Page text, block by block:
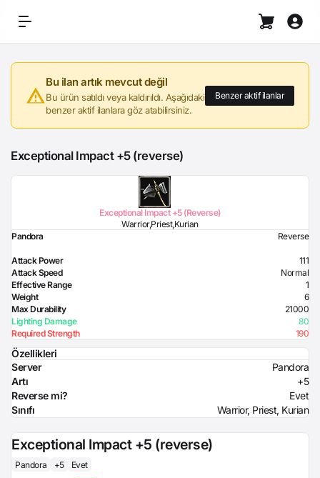
Bu ilan artık mevcut değil
Bu ürün satıldı veya kaldırıldı. Aşağıdaki
benzer aktif ilanlara göz atabilirsiniz.
Benzer aktif ilanlar
Exceptional Impact +5 (reverse)
Exceptional Impact +5 (Reverse)
Warrior,Priest,Kurian
Pandora
Reverse
Attack Power
111
Attack Speed
Normal
Effective Range
1
Weight
6
Max Durability
21000
Lighting Damage
80
Required Strength
190
Özellikleri
Server
Pandora
Artı
+5
Reverse mi?
Evet
Sınıfı
Warrior, Priest, Kurian
Exceptional Impact +5 (reverse)
Pandora +5 Evet